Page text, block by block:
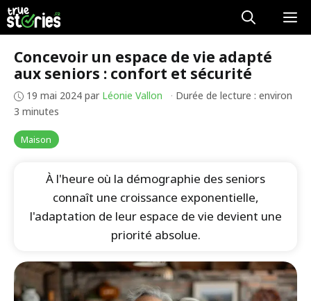
Aller
au
contenu
Maison
Concevoir un espace de vie adapté
aux seniors : confort et sécurité
19 mai 2024 par Léonie Vallon · Durée de lecture : environ
3 minutes
À l'heure où la démographie des seniors
connaît une croissance exponentielle,
l'adaptation de leur espace de vie devient une
priorité absolue.